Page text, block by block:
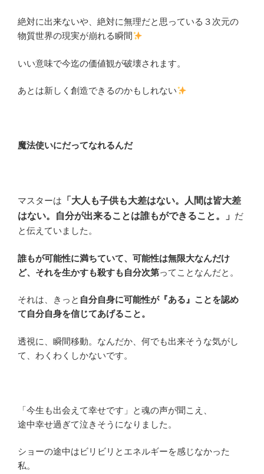
絶対に出来ないや、絶対に無理だと思っている３次元の
物質世界の現実が崩れる瞬間
いい意味で今迄の価値観が破壊されます。
あとは新しく創造できるのかもしれない
魔法使いにだってなれるんだ
マスターは 「大人も子供も大差はない。人間は皆大差
はない。自分が出来ることは誰もができること。」 だ
と伝えていました。
誰もが可能性に満ちていて、可能性は無限大なんだけ
ど、それを生かすも殺すも自分次第ってことなんだと。
それは、きっと 自分自身に可能性が『ある』ことを認め
て自分自身を信じてあげること。
透視に、瞬間移動。なんだか、何でも出来そうな気がし
て、わくわくしかないです。
「今生も出会えて幸せです」と魂の声が聞こえ、
途中幸せ過ぎて泣きそうになりました。
ショーの途中はビリビリとエネルギーを感じなかった
私。